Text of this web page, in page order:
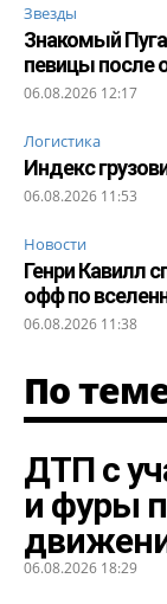
Звезды
Знакомый
певицы после
06.08.2026 12:17
Логистика
Индекс
06.08.2026 11:53
Новости
Генри Кавилл
офф по
06.08.2026 11:38
По
ДТП с
и фуры
06.08.2026 18:29